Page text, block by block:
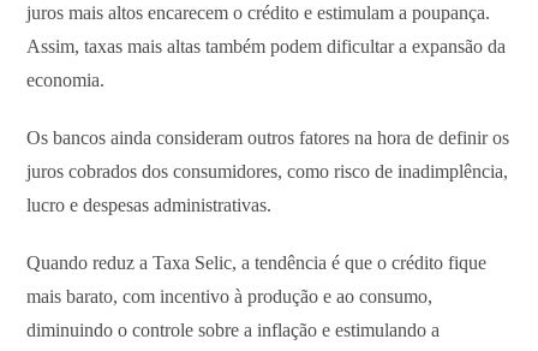
juros mais altos encarecem o crédito e estimulam a poupança.
Assim, taxas mais altas também podem dificultar a expansão da
economia.
Os bancos ainda consideram outros fatores na hora de definir os
juros cobrados dos consumidores, como risco de inadimplência,
lucro e despesas administrativas.
Quando reduz a Taxa Selic, a tendência é que o crédito fique
mais barato, com incentivo à produção e ao consumo,
diminuindo o controle sobre a inflação e estimulando a